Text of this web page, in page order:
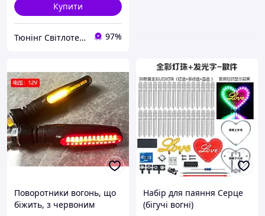
Купити
Тюнінг Світлотехніка Інтернет-Магазин 97%
Поворотники вогонь, що
біжить, з червоним
Набір для паяння Серце
(бігучі вогні)